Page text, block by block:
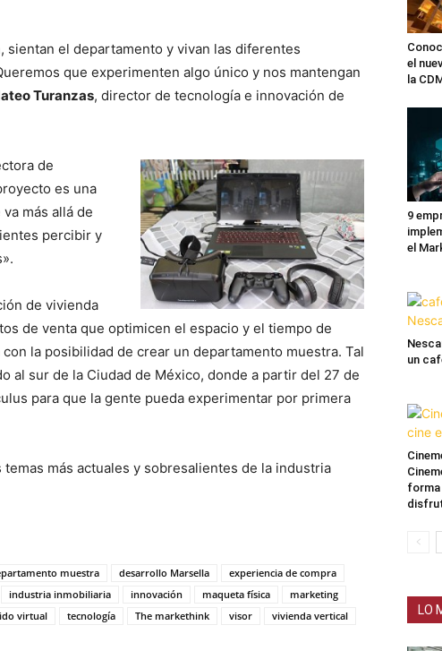
sientan el departamento y vivan las diferentes
que experimenten algo único y nos mantengan
Turanzas, director de tecnología e innovación de
de
es una
más allá de
percibir y
de vivienda
de venta que optimicen el espacio y el tiempo de
la posibilidad de crear un departamento muestra. Tal
al sur de la Ciudad de México, donde a partir del 27 de
para que la gente pueda experimentar por primera
más actuales y sobresalientes de la industria
muestra desarrollo Marsella
experiencia de compra
industria inmobiliaria innovación maqueta física
marketing
virtual tecnología The markethink visor vivienda vertical
el
la
9
el
un
LO